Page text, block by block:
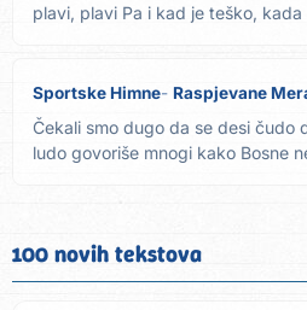
plavi, plavi Pa i kad je teško, kada
Sportske Himne Raspjevane
Čekali smo dugo da se desi čudo
ludo govoriše mnogi kako Bosne
100 novih tekstova